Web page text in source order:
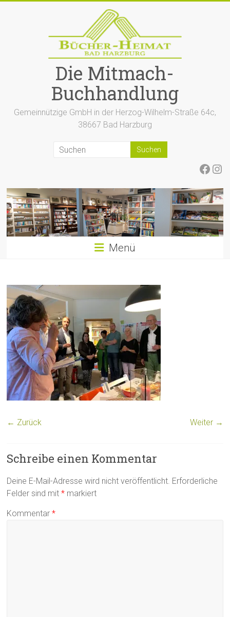
Die Mitmach-
Buchhandlung
Gemeinnützige GmbH in der Herzog-Wilhelm-Straße 64c,
38667 Bad Harzburg
Menü
← Zurück Weiter →
Schreibe einen Kommentar
Deine E-Mail-Adresse wird nicht veröffentlicht. Erforderliche
Felder sind mit* markiert
Kommentar*